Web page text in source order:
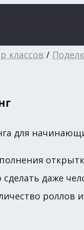
классов /
сделать даже